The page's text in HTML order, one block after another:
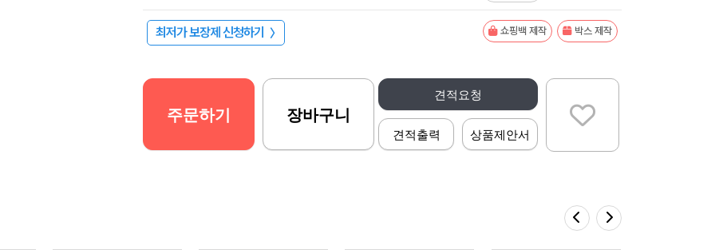
최저가 보장제 신청하기 〉 쇼핑백 제작 박스 제작
견적요청
견적출력 상품제안서
주문하기 장바구니